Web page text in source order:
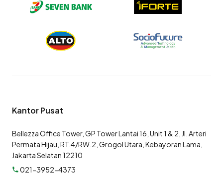
Kantor Pusat
Bellezza Office Tower, GP Tower Lantai 16, Unit 1 & 2, Jl. Arteri
Permata Hijau, RT.4/RW.2, Grogol Utara, Kebayoran Lama,
Jakarta Selatan 12210
021-3952-4373